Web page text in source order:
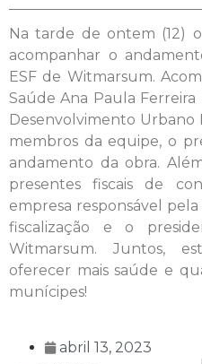
Na tarde de ontem (12)
acompanhar o
ESF de Witmarsum.
Saúde Ana Paula
Desenvolvimento Urbano
membros da equipe, o
andamento da obra.
presentes fiscais de
empresa responsável
fiscalização e o
Witmarsum. Juntos,
oferecer mais saúde e
munícipes!
abril 13, 2023